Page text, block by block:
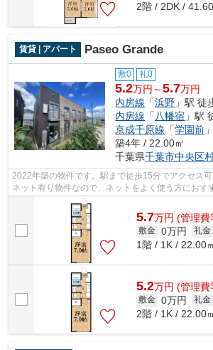
2階 / 2DK /
賃貸 | アパート Paseo Grande
敷0 礼0
5.2万円～5.7万円
内房線 「浜野 」駅 徒
内房線 「八幡宿 」駅
京成千原線 「学園前
築4年 / 22.00㎡
千葉県千葉市中央区
2022年築の物件です。駅まで徒歩15分でアクセス
ネット有り物件なので、ネットをよく使う方におす
ティブ・トラストなら、千葉市中央区...
5.7万円 (管理費
敷金 0万円 礼金
1階 / 1K / 22.00
5.2万円 (管理費
敷金 0万円 礼金
2階 / 1K / 22.00